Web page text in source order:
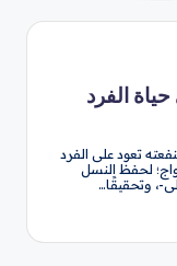
الفرد
تعود على الفرد
لحفظ النسل
، وتحقيقًا…